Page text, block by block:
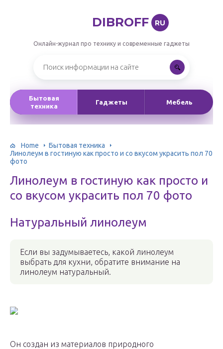
DIBROFF RU
Онлайн-журнал про технику и современные гаджеты
Бытовая
техника
Гаджеты Мебель
Home
Бытовая техника
Линолеум в гостиную как просто и со вкусом украсить пол 70
фото
Линолеум в гостиную как просто и
со вкусом украсить пол 70 фото
Натуральный линолеум
Если вы задумываетесь, какой линолеум
выбрать для кухни, обратите внимание на
линолеум натуральный.
Он создан из материалов природного